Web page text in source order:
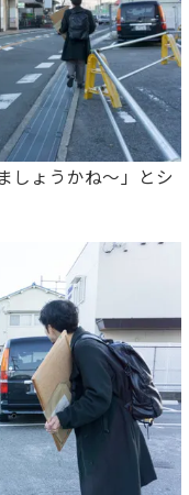
しょうかね〜」とシ